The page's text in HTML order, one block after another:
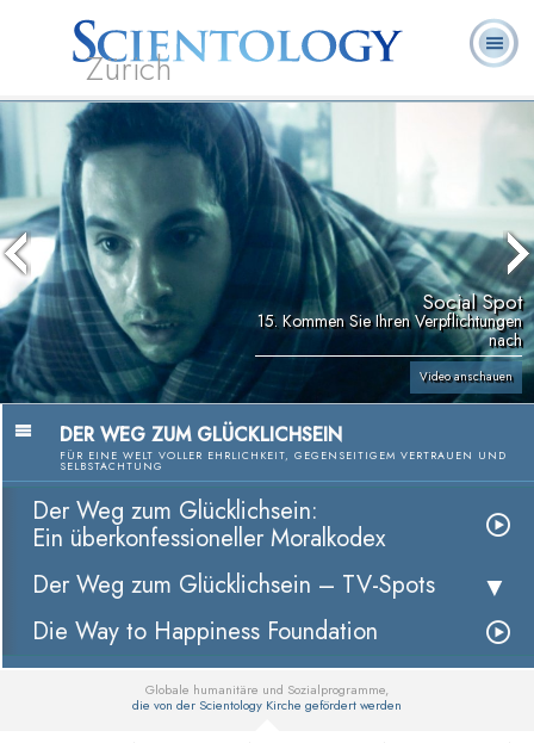
Zürich
Hubbard
Was ist
Scientology?
Ehrenamtliche
Geistliche
Social Spot
15. Kommen Sie Ihren Verpflichtungen
nach
Video anschauen
DER WEG ZUM GLÜCKLICHSEIN
FÜR EINE WELT VOLLER EHRLICHKEIT, GEGENSEITIGEM VERTRAUEN UND
SELBSTACHTUNG
Der Weg zum Glücklichsein:
Ein überkonfessioneller Moralkodex
Der Weg zum Glücklichsein – TV-Spots
Die Way to Happiness Foundation
Globale humanitäre und Sozialprogramme,
die von der Scientology Kirche gefördert werden